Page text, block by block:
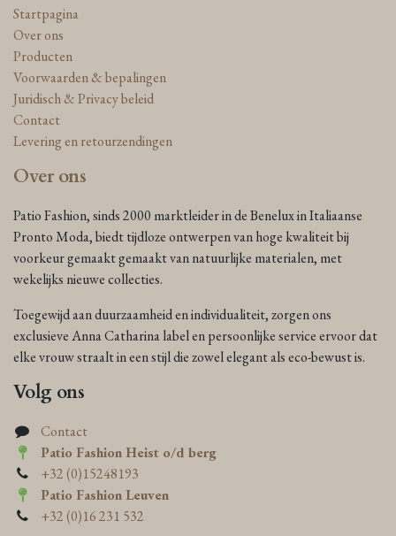
Startpagina
Over ons
Producten
Voorwaarden & bepalingen
Juridisch & Privacy beleid
Contact
Levering en retourzendingen
Over ons
Patio Fashion, sinds 2000 marktleider in de Benelux in Italiaanse
Pronto Moda, biedt tijdloze ontwerpen van hoge kwaliteit bij
voorkeur gemaakt gemaakt van natuurlijke materialen, met
wekelijks nieuwe collecties.
Toegewijd aan duurzaamheid en individualiteit, zorgen ons
exclusieve Anna Catharina label en persoonlijke service ervoor dat
elke vrouw straalt in een stijl die zowel elegant als eco-bewust is.
Volg ons
Contact
Patio Fashion Heist o/d berg
+32 (0)15248193
Patio Fashion Leuven
+32 (0)16 231 532